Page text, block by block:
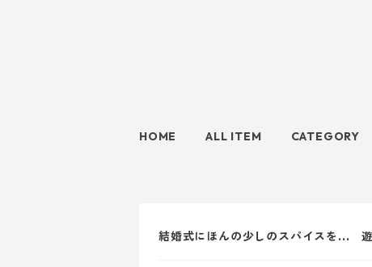
HOME ALL ITEM CATEGORY
結婚式にほんの少しのスパイスを...